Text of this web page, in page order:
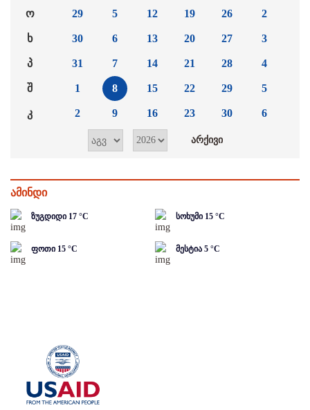
ო
ხ
პ
შ
კ
29
30
31
1
2
5
6
7
8
9
12
13
14
15
16
19
20
21
22
23
26
27
28
29
30
2
3
4
5
6
ამინდი
ზუგდიდი 17 °C სოხუმი 15 °C
ფოთი 15 °C მესტია 5 °C